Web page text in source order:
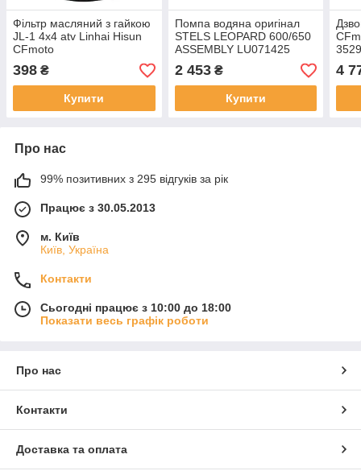
Фільтр масляний з гайкою
JL-1 4x4 atv Linhai Hisun
CFmoto
398 ₴
Купити
Помпа водяна оригінал
STELS LEOPARD 600/650
ASSEMBLY LU071425
130700-102-0000 196MS-
1307000 LU054910
2 453₴
Купити
4
Про нас
99% позитивних з 295 відгуків за рік
Працює з 30.05.2013
м. Київ
Київ, Україна
Контакти
Сьогодні працює з 10:00 до 18:00
Показати весь графік роботи
Про нас
Контакти
Доставка та оплата